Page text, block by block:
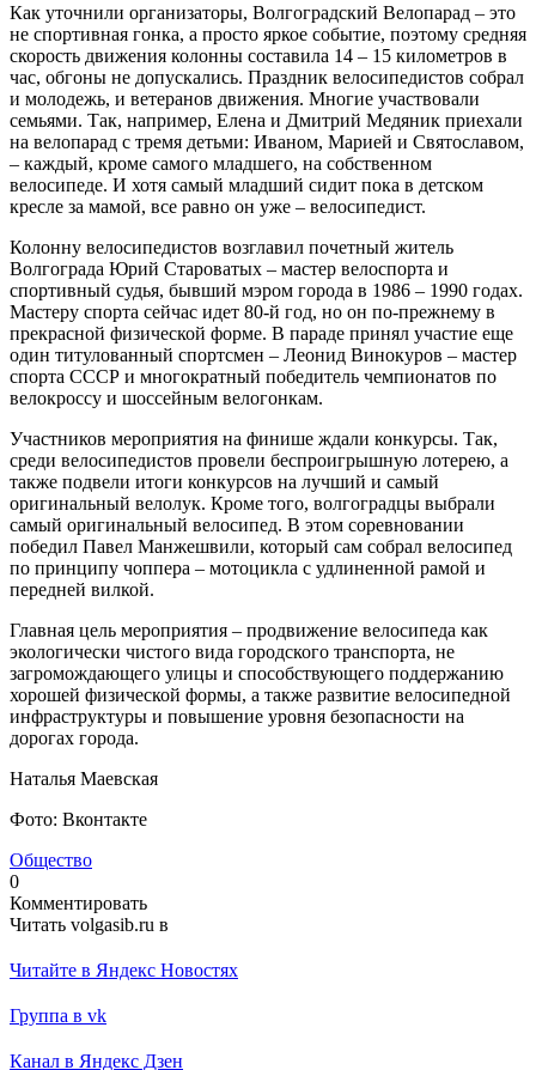
Как уточнили организаторы, Волгоградский Велопарад – это
не спортивная гонка, а просто яркое событие, поэтому средняя
скорость движения колонны составила 14 – 15 километров в
час, обгоны не допускались. Праздник велосипедистов собрал
и молодежь, и ветеранов движения. Многие участвовали
семьями. Так, например, Елена и Дмитрий Медяник приехали
на велопарад с тремя детьми: Иваном, Марией и Святославом,
– каждый, кроме самого младшего, на собственном
велосипеде. И хотя самый младший сидит пока в детском
кресле за мамой, все равно он уже – велосипедист.
Колонну велосипедистов возглавил почетный житель
Волгограда Юрий Староватых – мастер велоспорта и
спортивный судья, бывший мэром города в 1986 – 1990 годах.
Мастеру спорта сейчас идет 80-й год, но он по-прежнему в
прекрасной физической форме. В параде принял участие еще
один титулованный спортсмен – Леонид Винокуров – мастер
спорта СССР и многократный победитель чемпионатов по
велокроссу и шоссейным велогонкам.
Участников мероприятия на финише ждали конкурсы. Так,
среди велосипедистов провели беспроигрышную лотерею, а
также подвели итоги конкурсов на лучший и самый
оригинальный велолук. Кроме того, волгоградцы выбрали
самый оригинальный велосипед. В этом соревновании
победил Павел Манжешвили, который сам собрал велосипед
по принципу чоппера – мотоцикла с удлиненной рамой и
передней вилкой.
Главная цель мероприятия – продвижение велосипеда как
экологически чистого вида городского транспорта, не
загромождающего улицы и способствующего поддержанию
хорошей физической формы, а также развитие велосипедной
инфраструктуры и повышение уровня безопасности на
дорогах города.
Наталья Маевская
Фото: Вконтакте
Общество
0
Комментировать
Читать volgasib.ru в
Читайте в Яндекс Новостях
Группа в vk
Канал в Яндекс Дзен